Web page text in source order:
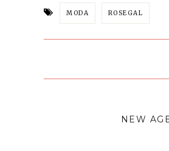
MODA ROSEGAL
NEW